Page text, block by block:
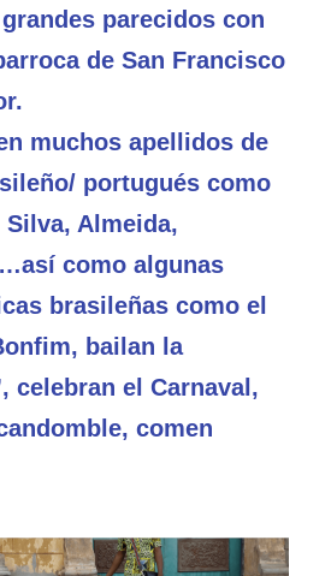
parecidos con
de San Francisco
muchos apellidos de
portugués como
Silva, Almeida,
como algunas
brasileñas como el
bailan la
celebran el Carnaval,
comen